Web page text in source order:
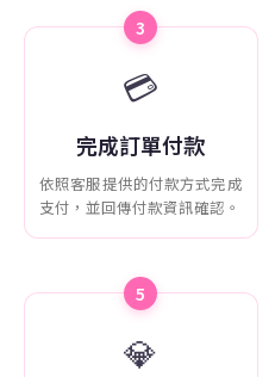
3
💳
完成訂單付款
依照客服提供的付款方式完成
支付，並回傳付款資訊確認。
5
💎